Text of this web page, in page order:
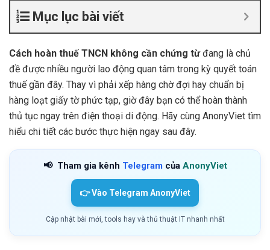
Mục lục bài viết
Cách hoàn thuế TNCN không cần chứng từđang là chủ
đề được nhiều người lao động quan tâm trong kỳ quyết toán
thuế gần đây. Thay vì phải xếp hàng chờ đợi hay chuẩn bị
hàng loạt giấy tờ phức tạp, giờ đây bạn có thể hoàn thành
thủ tục ngay trên điện thoại di động. Hãy cùng AnonyViet tìm
hiểu chi tiết các bước thực hiện ngay sau đây.
📢 Tham gia kênh Telegram của AnonyViet
👉 Vào Telegram AnonyViet
Cập nhật bài mới, tools hay và thủ thuật IT nhanh nhất